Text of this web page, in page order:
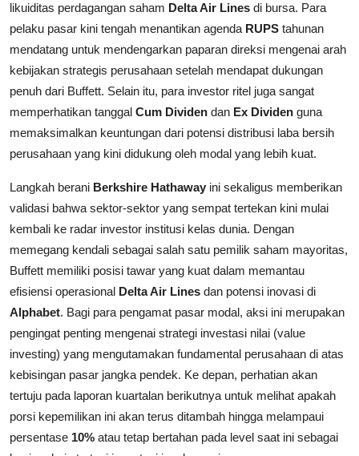
likuiditas perdagangan saham Delta Air Lines di bursa. Para
pelaku pasar kini tengah menantikan agenda RUPS tahunan
mendatang untuk mendengarkan paparan direksi mengenai arah
kebijakan strategis perusahaan setelah mendapat dukungan
penuh dari Buffett. Selain itu, para investor ritel juga sangat
memperhatikan tanggal Cum Dividen dan Ex Dividen guna
memaksimalkan keuntungan dari potensi distribusi laba bersih
perusahaan yang kini didukung oleh modal yang lebih kuat.
Langkah berani Berkshire Hathaway ini sekaligus memberikan
validasi bahwa sektor-sektor yang sempat tertekan kini mulai
kembali ke radar investor institusi kelas dunia. Dengan
memegang kendali sebagai salah satu pemilik saham mayoritas,
Buffett memiliki posisi tawar yang kuat dalam memantau
efisiensi operasional Delta Air Lines dan potensi inovasi di
Alphabet. Bagi para pengamat pasar modal, aksi ini merupakan
pengingat penting mengenai strategi investasi nilai (value
investing) yang mengutamakan fundamental perusahaan di atas
kebisingan pasar jangka pendek. Ke depan, perhatian akan
tertuju pada laporan kuartalan berikutnya untuk melihat apakah
porsi kepemilikan ini akan terus ditambah hingga melampaui
persentase 10% atau tetap bertahan pada level saat ini sebagai